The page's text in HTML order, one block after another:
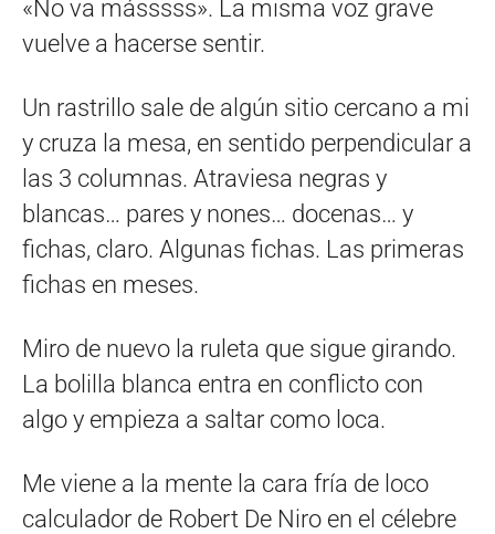
«No va másssss». La misma voz grave
vuelve a hacerse sentir.
Un rastrillo sale de algún sitio cercano a mi
y cruza la mesa, en sentido perpendicular a
las 3 columnas. Atraviesa negras y
blancas… pares y nones… docenas… y
fichas, claro. Algunas fichas. Las primeras
fichas en meses.
Miro de nuevo la ruleta que sigue girando.
La bolilla blanca entra en conflicto con
algo y empieza a saltar como loca.
Me viene a la mente la cara fría de loco
calculador de Robert De Niro en el célebre